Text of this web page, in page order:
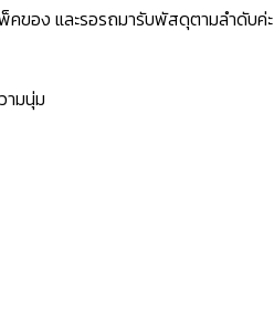
คของ และรอรถมารับพัสดุตามลำดับค่ะ
ามนุ่ม